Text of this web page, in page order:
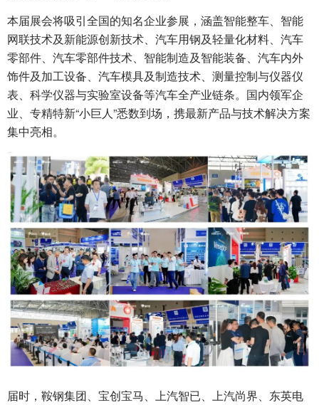
本届展会将吸引全国的知名企业参展，涵盖智能整⻋、智能
⽹联技术及新能源创新技术、汽⻋⽤钢及轻量化材料、汽车
零部件、汽⻋零部件技术、智能制造及智能装备、汽车内外
饰件及加工设备、汽车模具及制造技术、测量控制与仪器仪
表、科学仪器与实验室设备等汽车全产业链条。国内领军企
业、专精特新“小巨人”悉数到场，携最新产品与技术解决方案
集中亮相。
届时，鞍钢集团、宝创宝马、上汽智已、上汽尚界、东英电